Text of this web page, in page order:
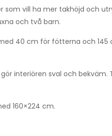
vill ha mer takhöjd och
och två barn.
40 cm för fötterna och
interiören sval och
160×224 cm.